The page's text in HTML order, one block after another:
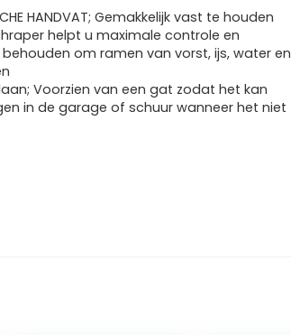
HANDVAT; Gemakkelijk vast te houden
helpt u maximale controle en
om ramen van vorst, ijs, water en
Voorzien van een gat zodat het kan
in de garage of schuur wanneer het niet